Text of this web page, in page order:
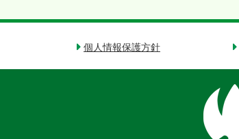
個人情報保護方針